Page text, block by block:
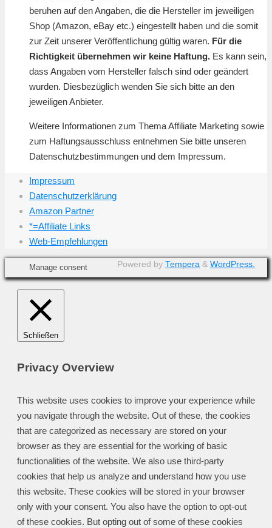
beruhen auf den Angaben, die die Hersteller im jeweiligen
Shop (Amazon, eBay etc.) eingestellt haben und die somit
zur Zeit unserer Veröffentlichung gültig waren. Für die
Richtigkeit übernehmen wir keine Haftung. Es kann sein,
dass Angaben vom Hersteller falsch sind oder geändert
wurden. Diesbezüglich wenden Sie sich bitte an den
jeweiligen Anbieter.
Weitere Informationen zum Thema Affiliate Marketing sowie
zum Haftungsausschluss entnehmen Sie bitte unseren
Datenschutzbestimmungen und dem Impressum.
Impressum
Datenschutzerklärung
Amazon Partner
*=Affiliate Links
Web-Empfehlungen
Powered by Tempera & WordPress.
Manage consent
Schließen
Privacy Overview
This website uses cookies to improve your experience while
you navigate through the website. Out of these, the cookies
that are categorized as necessary are stored on your
browser as they are essential for the working of basic
functionalities of the website. We also use third-party
cookies that help us analyze and understand how you use
this website. These cookies will be stored in your browser
only with your consent. You also have the option to opt-out
of these cookies. But opting out of some of these cookies